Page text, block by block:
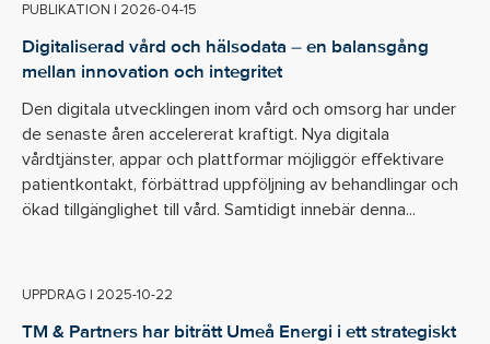
PUBLIKATION | 2026-04-15
Digitaliserad vård och hälsodata – en balansgång
mellan innovation och integritet
Den digitala utvecklingen inom vård och omsorg har under
de senaste åren accelererat kraftigt. Nya digitala
vårdtjänster, appar och plattformar möjliggör effektivare
patientkontakt, förbättrad uppföljning av behandlingar och
ökad tillgänglighet till vård. Samtidigt innebär denna...
UPPDRAG | 2025-10-22
TM & Partners har biträtt Umeå Energi i ett strategiskt